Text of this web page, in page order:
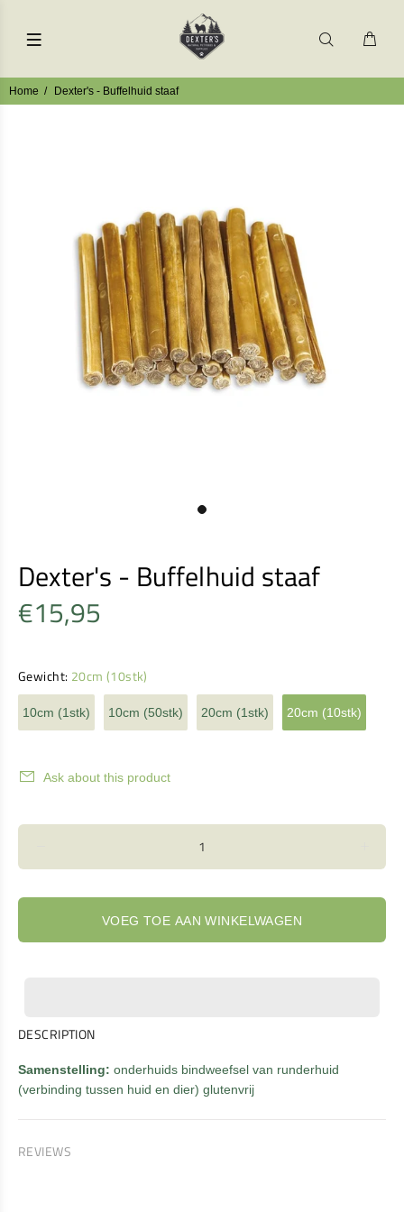
Home Dexter's - Buffelhuid staaf
Dexter's - Buffelhuid staaf
€15,95
Gewicht: 20cm (10stk)
10cm (1stk) 10cm (50stk) 20cm (1stk) 20cm (10stk)
Ask about this product
VOEG TOE AAN WINKELWAGEN
DESCRIPTION
Samenstelling: onderhuids bindweefsel van runderhuid
(verbinding tussen huid en dier) glutenvrij
REVIEWS